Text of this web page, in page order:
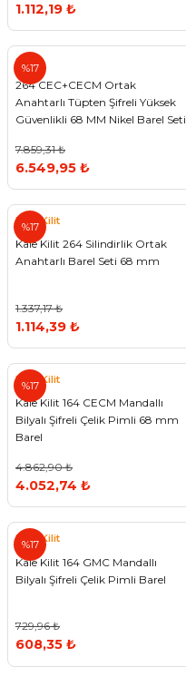
1.112,19 ₺
%17
Kale
264 CEC+CECM Ortak
Anahtarlı Tüpten Şifreli Yüksek
Güvenlikli 68 MM Nikel Barel Seti
7.859,31 ₺
6.549,95 ₺
%17
Kale Kilit
Kale Kilit 264 Silindirlik Ortak
Anahtarlı Barel Seti 68 mm
1.337,17 ₺
1.114,39 ₺
%17
Kale Kilit
Kale Kilit 164 CECM Mandallı
Bilyalı Şifreli Çelik Pimli 68 mm
Barel
4.862,90 ₺
4.052,74 ₺
%17
Kale Kilit
Kale Kilit 164 GMC Mandallı
Bilyalı Şifreli Çelik Pimli Barel
729,96 ₺
608,35 ₺